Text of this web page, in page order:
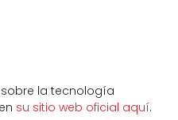
la tecnología
su sitio web oficial aquí.